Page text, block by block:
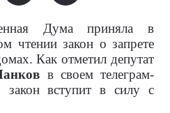
Дума приняла в
чтении закон о запрете
Как отметил депутат
в своем телеграм-
закон вступит в силу с